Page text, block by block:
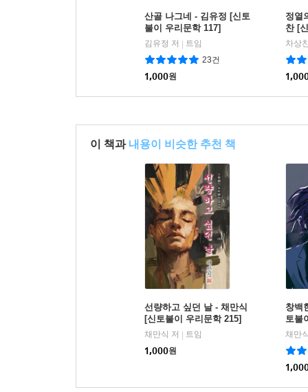
산골 나그네 - 김유정 [신토
불이 우리문학 117]
김유정 저
트임
23건
1,000원
정열
찬 [
차상
이 책과 내용이 비슷한 추천 책
선량하고 싶던 날 - 채만식
[신토불이 우리문학 215]
채만식 저
트임
1,000원
창백
토불
채만